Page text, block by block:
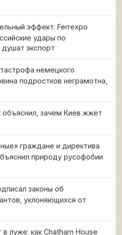
эффект: Ferrexpo
удары по
экспорт
немецкого
подростков неграмотна,
объяснил, зачем Киев жжёт
граждане и директива
природу русофобии
законы об
уклоняющихся от
в луже: как Chatham House